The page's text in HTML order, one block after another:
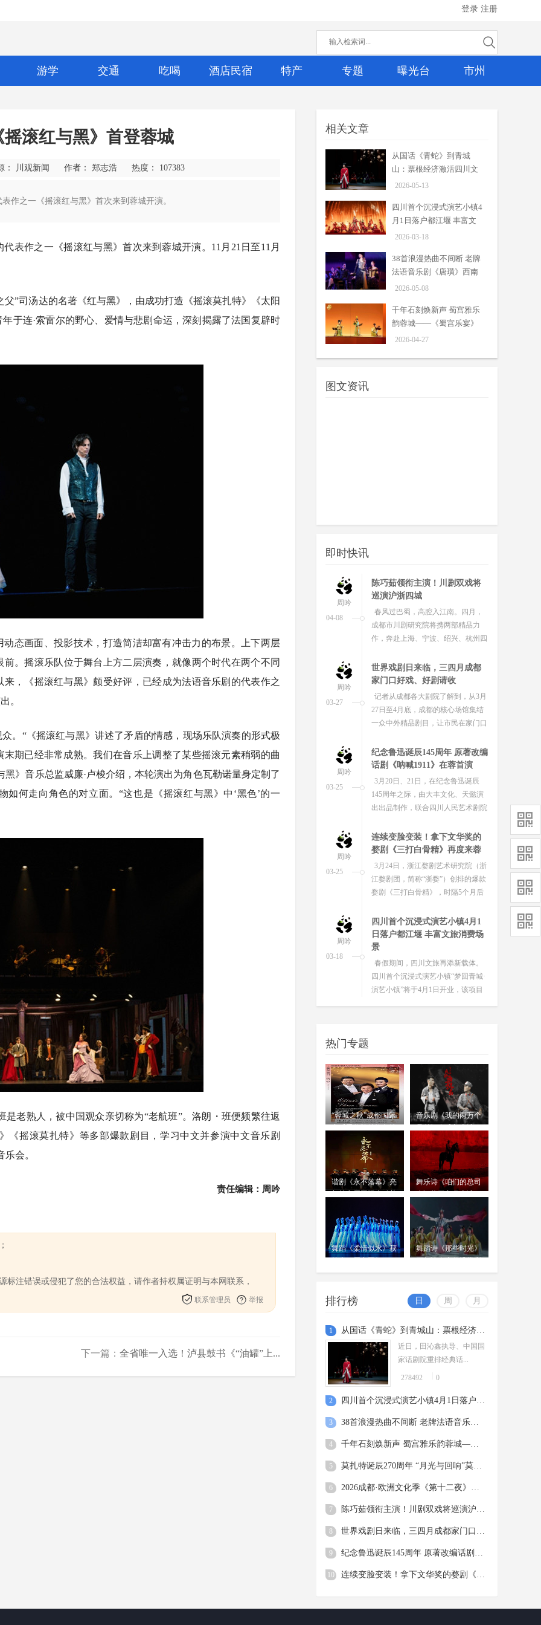
登录 注册
游学 交通 吃喝 酒店民宿 特产 专题 曝光台 市州
滚红与黑》首登蓉城
： 川观新闻 作者： 郑志浩 热度： 107383
作之一《摇滚红与黑》首次来到蓉城开演。
表作之一《摇滚红与黑》首次来到蓉城开演。11月21日至11月
”司汤达的名著《红与黑》，由成功打造《摇滚莫扎特》《太阳
于连·索雷尔的野心、爱情与悲剧命运，深刻揭露了法国复辟时
态画面、投影技术，打造简洁却富有冲击力的布景。上下两层
。摇滚乐队位于舞台上方二层演奏，就像两个时代在两个不同
，《摇滚红与黑》颇受好评，已经成为法语音乐剧的代表作之
。
。“《摇滚红与黑》讲述了矛盾的情感，现场乐队演奏的形式极
期已经非常成熟。我们在音乐上调整了某些摇滚元素稍弱的曲
》音乐总监威廉·卢梭介绍，本轮演出为角色瓦勒诺量身定制了
何走向角色的对立面。“这也是《摇滚红与黑》中‘黑色’的一
是老熟人，被中国观众亲切称为“老航班”。洛朗・班便频繁往返
《摇滚莫扎特》等多部爆款剧目，学习中文并参演中文音乐剧
会。
责任编辑：周吟
标注错误或侵犯了您的合法权益，请作者持权属证明与本网联系，
联系管理员 举报
下一篇： 全省唯一入选！泸县鼓书《“油罐”上...
相关文章
从国话《青蛇》到青城
山：票根经济激活四川文
旅消费新场景
2026-05-13
四川首个沉浸式演艺小镇4
月1日落户都江堰 丰富文
旅消费场景
2026-03-18
38首浪漫热曲不间断 老牌
法语音乐剧《唐璜》西南
首演
2026-05-08
千年石刻焕新声 蜀宫雅乐
韵蓉城——《蜀宫乐宴》
首演活化天府文脉
2026-04-27
图文资讯
荷花奖佳作《努力餐》
到青城山：票根经济激
子、张韶涵都来了 8月演
・巴蜀情”成渝德眉资少儿
即时快讯
周吟
从国话《青蛇》到青城山：票
根经济激活四川文旅消费新场
景
近日，田沁鑫执导、中国国家话剧
院重排经典话剧《青蛇》官宣6月3日
—4日登陆中演·成都大剧院，开启复
排后全国首演。
05-08
周吟
音乐剧《唐璜》西南首演
名导操刀，改编经典人物，跨越20
余年的老牌法语音乐剧，开启西南首
千年石刻焕新声 蜀宫雅乐韵蓉
城——《蜀宫乐宴》首演活化
4月21日晚，随着中国—欧洲中心·
04-08
周吟
陈巧茹领衔主演！川剧双戏将
巡演沪浙四城
春风过巴蜀，高腔入江南。四月，
成都市川剧研究院将携两部精品力
作，奔赴上海、宁波、绍兴、杭州四
的沪...
03-27
周吟
世界戏剧日来临，三四月成都
家门口好戏、好剧请收
记者从成都各大剧院了解到，从3月
27日至4月底，成都的核心场馆集结
一众中外精品剧目，让市民在家门口
03-25
周吟
纪念鲁迅诞辰145周年 原著改编
话剧《呐喊1911》在蓉首演
3月20日、21日，在纪念鲁迅诞辰
145周年之际，由大丰文化、天懿演
出出品制作，联合四川人民艺术剧院
19...
03-25
周吟
连续变脸变装！拿下文华奖的
婺剧《三打白骨精》再度来蓉
3月24日，浙江婺剧艺术研究院（浙
江婺剧团，简称“浙婺”）创排的爆款
婺剧《三打白骨精》，时隔5个月后
观...
03-18
周吟
四川首个沉浸式演艺小镇4月1
日落户都江堰 丰富文旅消费场
景
春假期间，四川文旅再添新载体。
四川首个沉浸式演艺小镇“梦回青城·
演艺小镇”将于4月1日开业，该项目
热门专题
“蓉城之秋”成都国际
音乐剧《我的两万个
谐剧《永不落幕》亮
舞乐诗《咱们的总司
舞蹈《柔情似水》获
蹈“荷花奖”民族民间
舞蹈诗《那些时光》
排行榜 日 周 月
1 从国话《青蛇》到青城山：票根经济激活四川文旅消费新场景
近日，田沁鑫执导、中国国
家话剧院重排经典话...
278492 0
2 四川首个沉浸式演艺小镇4月1日落户都江堰 丰富文旅消费场景
3 38首浪漫热曲不间断 老牌法语音乐剧《唐璜》西南首演
4 千年石刻焕新声 蜀宫雅乐韵蓉城——《蜀宫乐宴》首演活化天府文脉
5 莫扎特诞辰270周年 “月光与回响”莫扎特与海顿交响之夜奏响蓉城
6 2026成都·欧洲文化季《第十二夜》戏剧演出在蓉举行
7 陈巧茹领衔主演！川剧双戏将巡演沪浙四城
8 世界戏剧日来临，三四月成都家门口好戏、好剧请收
9 纪念鲁迅诞辰145周年 原著改编话剧《呐喊1911》在蓉首演
10 连续变脸变装！拿下文华奖的婺剧《三打白骨精》再度来蓉